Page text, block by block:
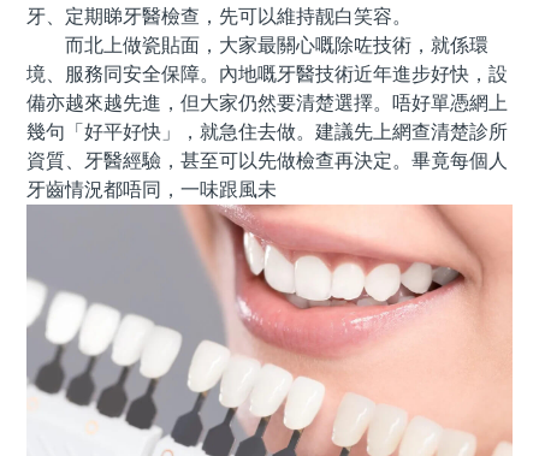
牙、定期睇牙醫檢查，先可以維持靓白笑容。
而北上做瓷貼面，大家最關心嘅除咗技術，就係環
境、服務同安全保障。內地嘅牙醫技術近年進步好快，設
備亦越來越先進，但大家仍然要清楚選擇。唔好單憑網上
幾句「好平好快」，就急住去做。建議先上網查清楚診所
資質、牙醫經驗，甚至可以先做檢查再決定。畢竟每個人
牙齒情況都唔同，一味跟風未